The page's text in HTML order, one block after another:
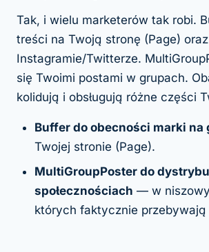
Tak, i wielu marketerów tak robi.
treści na Twoją stronę (Page)
Instagramie/Twitterze.
się Twoimi postami w grupach.
kolidują i obsługują różne części
Buffer do obecności marki na
Twojej stronie (Page).
MultiGroupPoster do
społecznościach — w
których faktycznie przebywają